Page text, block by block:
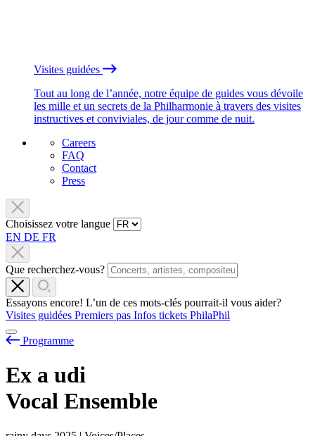
Visites guidées
Tout au long de l’année, notre équipe de guides vous dévoile
les mille et un secrets de la Philharmonie à travers des visites
instructives et conviviales, de jour comme de nuit.
Careers
FAQ
Contact
Press
Choisissez votre langue
EN DE FR
Que recherchez-vous?
Essayons encore! L’un de ces mots-clés pourrait-il vous aider?
Visites guidées Premiers pas Infos tickets PhilaPhil
Programme
Ex a udi
Vocal Ensemble